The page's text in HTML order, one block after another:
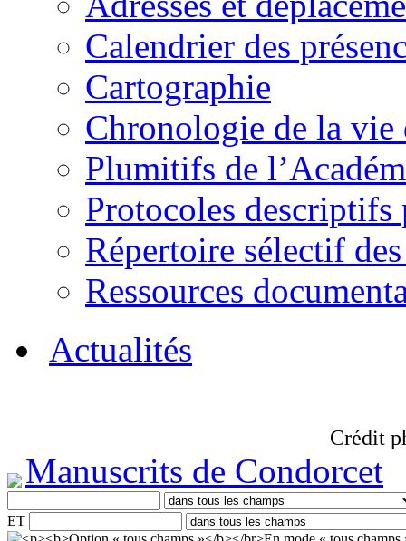
Calendrier des
Cartographie
Chronologie de la vie
Plumitifs de
Protocoles descriptifs
Répertoire sélectif
Ressources
Actualités
Crédit
Manuscrits de Condorcet
ET